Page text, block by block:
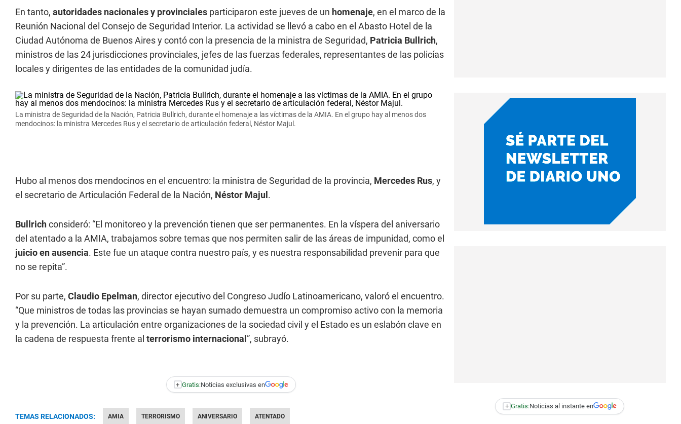
En tanto, autoridades nacionales y provinciales participaron este jueves de un homenaje, en el marco de la
Reunión Nacional del Consejo de Seguridad Interior. La actividad se llevó a cabo en el Abasto Hotel de la
Ciudad Autónoma de Buenos Aires y contó con la presencia de la ministra de Seguridad, Patricia Bullrich,
ministros de las 24 jurisdicciones provinciales, jefes de las fuerzas federales, representantes de las policías
locales y dirigentes de las entidades de la comunidad judía.
La ministra de Seguridad de la Nación, Patricia Bullrich, durante el homenaje a las víctimas de la AMIA. En el grupo hay al menos dos
mendocinos: la ministra Mercedes Rus y el secretario de articulación federal, Néstor Majul.
Hubo al menos dos mendocinos en el encuentro: la ministra de Seguridad de la provincia, Mercedes Rus, y
el secretario de Articulación Federal de la Nación, Néstor Majul .
Bullrichconsideró: “El monitoreo y la prevención tienen que ser permanentes. En la víspera del aniversario
del atentado a la AMIA, trabajamos sobre temas que nos permiten salir de las áreas de impunidad, como el
juicio en ausencia. Este fue un ataque contra nuestro país, y es nuestra responsabilidad prevenir para que
no se repita”.
Por su parte, Claudio Epelman, director ejecutivo del Congreso Judío Latinoamericano, valoró el encuentro.
“Que ministros de todas las provincias se hayan sumado demuestra un compromiso activo con la memoria
y la prevención. La articulación entre organizaciones de la sociedad civil y el Estado es un eslabón clave en
la cadena de respuesta frente al terrorismo internacional ”, subrayó.
+ Gratis:Noticias exclusivas en
TEMAS RELACIONADOS: AMIA TERRORISMO ANIVERSARIO ATENTADO
+ Gratis:Noticias al instante en